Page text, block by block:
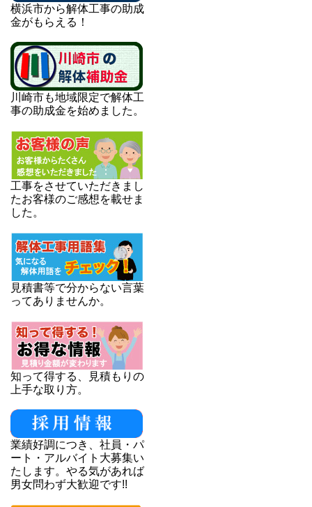
横浜市から解体工事の助成
金がもらえる！
川崎市も地域限定で解体工
事の助成金を始めました。
工事をさせていただきまし
たお客様のご感想を載せま
した。
見積書等で分からない言葉
ってありませんか。
知って得する、見積もりの
上手な取り方。
業績好調につき、社員・パ
ート・アルバイト大募集い
たします。やる気があれば
男女問わず大歓迎です!!